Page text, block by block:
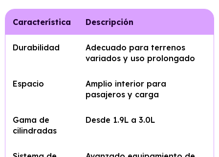
Característica Descripción
Durabilidad
Adecuado para terrenos
variados y uso prolongado
Espacio
Amplio interior para
pasajeros y carga
Gama de
cilindradas
Desde 1.9L a 3.0L